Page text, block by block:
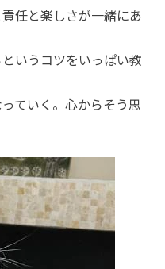
任と楽しさが一緒にあ
いうコツをいっぱい教
ていく。心からそう思